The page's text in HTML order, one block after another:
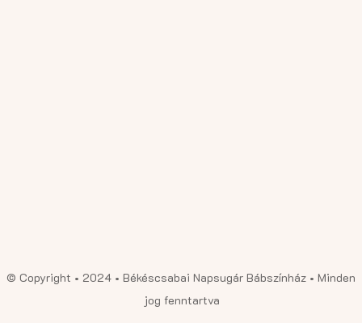
© Copyright • 2024 • Békéscsabai Napsugár Bábszínház • Minden
jog fenntartva